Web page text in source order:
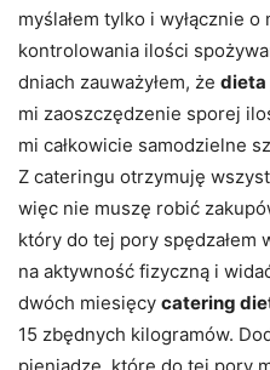
myślałem tylko i wyłącznie
kontrolowania ilości
dniach zauważyłem, że dieta
mi zaoszczędzenie sporej
mi całkowicie samodzielne
Z cateringu otrzymuję
więc nie muszę robić
który do tej pory spędzałem
na aktywność fizyczną i
dwóch miesięcy catering
15 zbędnych kilogramów.